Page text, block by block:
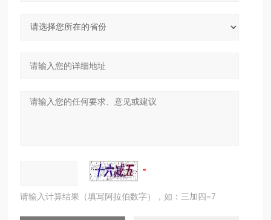
请输入计算结果（填写阿拉伯数字），如：三加四=7